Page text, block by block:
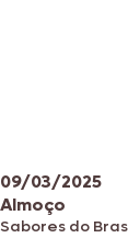
09/03/2025
Almoço
Sabores do